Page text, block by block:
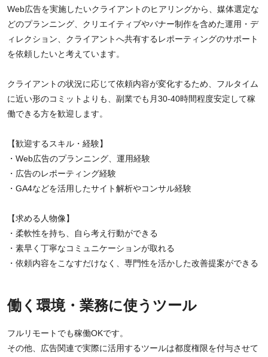
Web広告を実施したいクライアントのヒアリングから、媒体選定な
どのプランニング、クリエイティブやバナー制作を含めた運用・デ
ィレクション、クライアントへ共有するレポーティングのサポート
を依頼したいと考えています。
クライアントの状況に応じて依頼内容が変化するため、フルタイム
に近い形のコミットよりも、副業でも月30-40時間程度安定して稼
働できる方を歓迎します。
【歓迎するスキル・経験】
・Web広告のプランニング、運用経験
・広告のレポーティング経験
・GA4などを活用したサイト解析やコンサル経験
【求める人物像】
・柔軟性を持ち、自ら考え行動ができる
・素早く丁寧なコミュニケーションが取れる
・依頼内容をこなすだけなく、専門性を活かした改善提案ができる
働く環境・業務に使うツール
フルリモートでも稼働OKです。
その他、広告関連で実際に活用するツールは都度権限を付与させて